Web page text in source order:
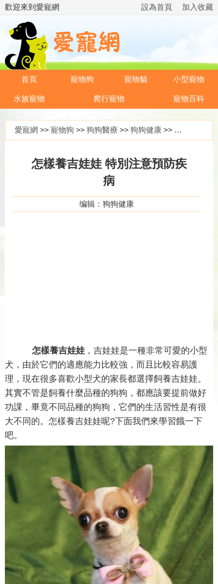
歡迎來到愛寵網 加入收藏
設為首頁
首頁 寵物狗 寵物貓 小型寵物
水族寵物 爬行寵物 寵物百科
愛寵網 >> 寵物狗 >> 狗狗醫療 >> 狗狗健康 >> 怎樣養吉娃娃 特別注意預防疾病
怎樣養吉娃娃 特別注意預防疾
病
编辑：狗狗健康
怎樣養吉娃娃 ，吉娃娃是一種非常可愛的小型
犬，由於它們的適應能力比較強，而且比較容易護
理，現在很多喜歡小型犬的家長都選擇飼養吉娃娃。
其實不管是飼養什麼品種的狗狗，都應該要提前做好
功課，畢竟不同品種的狗狗，它們的生活習性是有很
大不同的。怎樣養吉娃娃呢?下面我們來學習餓一下
吧。